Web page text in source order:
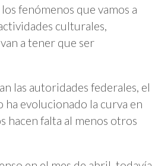
fenómenos que vamos a
culturales,
a tener que ser
las autoridades federales, el
ha evolucionado la curva en
hacen falta al menos otros